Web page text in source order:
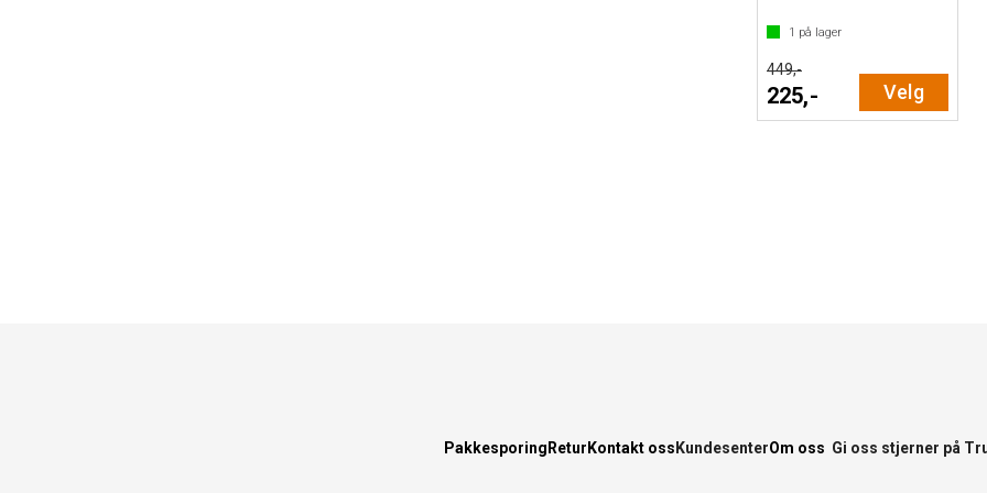
1 på lager
449,-
225,- Velg
Pakkesporing Retur Kontakt oss KundesenterOm oss Gi oss stjerner på